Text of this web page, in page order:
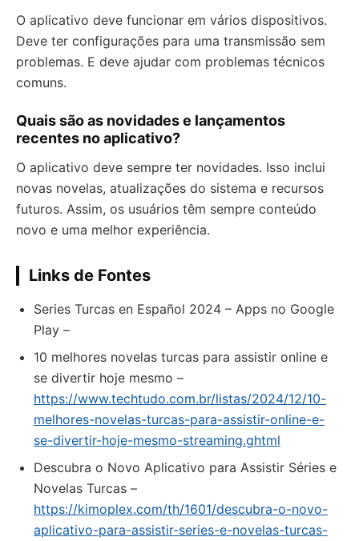
O aplicativo deve funcionar em vários dispositivos.
Deve ter configurações para uma transmissão sem
problemas. E deve ajudar com problemas técnicos
comuns.
Quais são as novidades e lançamentos
recentes no aplicativo?
O aplicativo deve sempre ter novidades. Isso inclui
novas novelas, atualizações do sistema e recursos
futuros. Assim, os usuários têm sempre conteúdo
novo e uma melhor experiência.
Links de Fontes
Series Turcas en Español 2024 – Apps no Google
Play –
10 melhores novelas turcas para assistir online e
se divertir hoje mesmo –
https://www.techtudo.com.br/listas/2024/12/10-
melhores-novelas-turcas-para-assistir-online-e-
se-divertir-hoje-mesmo-streaming.ghtml
Descubra o Novo Aplicativo para Assistir Séries e
Novelas Turcas –
https://kimoplex.com/th/1601/descubra-o-novo-
aplicativo-para-assistir-series-e-novelas-turcas-